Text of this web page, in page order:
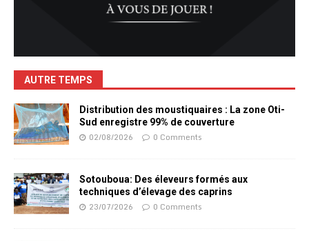
AUTRE TEMPS
Distribution des moustiquaires : La zone Oti-
Sud enregistre 99% de couverture
02/08/2026 0 Comments
Sotouboua: Des éleveurs formés aux
techniques d’élevage des caprins
23/07/2026 0 Comments